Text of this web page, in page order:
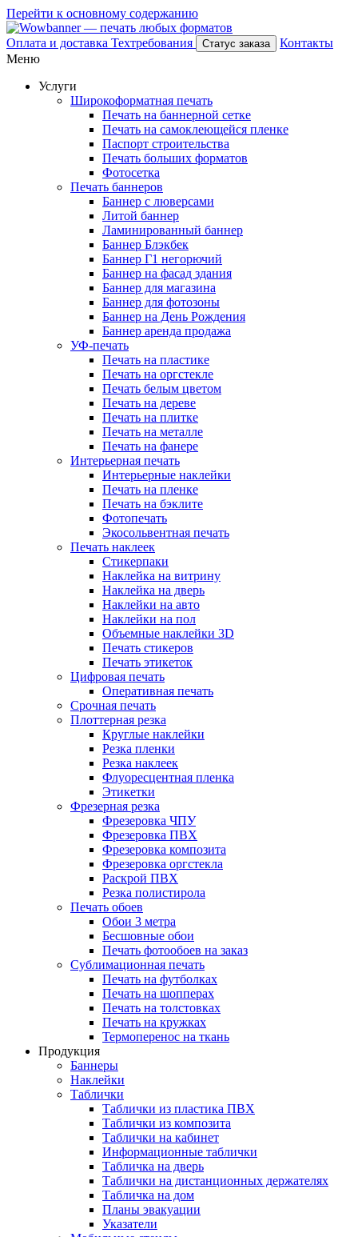
Перейти к основному содержанию
Оплата и доставка Техтребования Статус заказа
Контакты
Меню
Услуги
Широкоформатная печать
Печать на баннерной сетке
Печать на самоклеющейся пленке
Паспорт строительства
Печать больших форматов
Фотосетка
Печать баннеров
Баннер с люверсами
Литой баннер
Ламинированный баннер
Баннер Блэкбек
Баннер Г1 негорючий
Баннер на фасад здания
Баннер для магазина
Баннер для фотозоны
Баннер на День Рождения
Баннер аренда продажа
УФ-печать
Печать на пластике
Печать на оргстекле
Печать белым цветом
Печать на дереве
Печать на плитке
Печать на металле
Печать на фанере
Интерьерная печать
Интерьерные наклейки
Печать на пленке
Печать на бэклите
Фотопечать
Экосольвентная печать
Печать наклеек
Стикерпаки
Наклейка на витрину
Наклейка на дверь
Наклейки на авто
Наклейки на пол
Объемные наклейки 3D
Печать стикеров
Печать этикеток
Цифровая печать
Оперативная печать
Срочная печать
Плоттерная резка
Круглые наклейки
Резка пленки
Резка наклеек
Флуоресцентная пленка
Этикетки
Фрезерная резка
Фрезеровка ЧПУ
Фрезеровка ПВХ
Фрезеровка композита
Фрезеровка оргстекла
Раскрой ПВХ
Резка полистирола
Печать обоев
Обои 3 метра
Бесшовные обои
Печать фотообоев на заказ
Сублимационная печать
Печать на футболках
Печать на шопперах
Печать на толстовках
Печать на кружках
Термоперенос на ткань
Продукция
Баннеры
Наклейки
Таблички
Таблички из пластика ПВХ
Таблички из композита
Таблички на кабинет
Информационные таблички
Табличка на дверь
Таблички на дистанционных держателях
Табличка на дом
Планы эвакуации
Указатели